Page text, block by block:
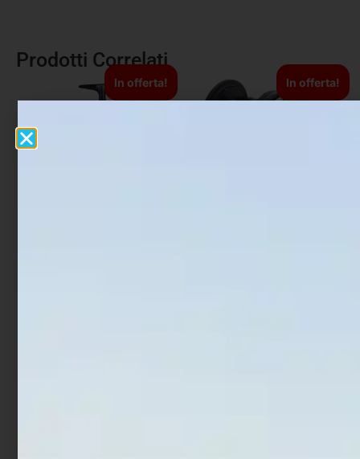
Prodotti Correlati
In offerta! In offerta!